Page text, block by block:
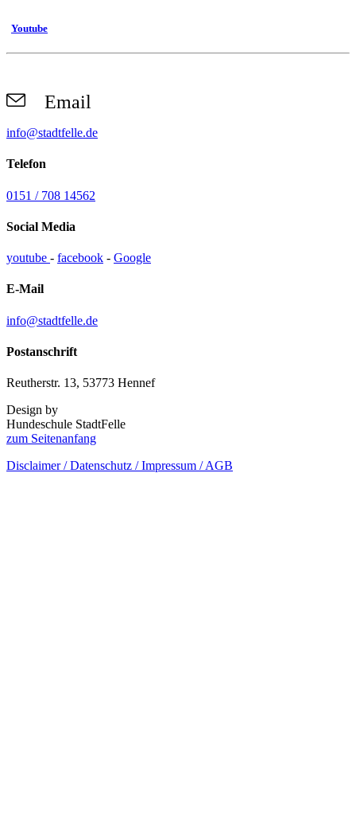
Youtube
Email
info@stadtfelle.de
Telefon
0151 / 708 14562
Social Media
youtube - facebook - Google
E-Mail
info@stadtfelle.de
Postanschrift
Reutherstr. 13, 53773 Hennef
Design by
Hundeschule StadtFelle
zum Seitenanfang
Disclaimer / Datenschutz / Impressum / AGB